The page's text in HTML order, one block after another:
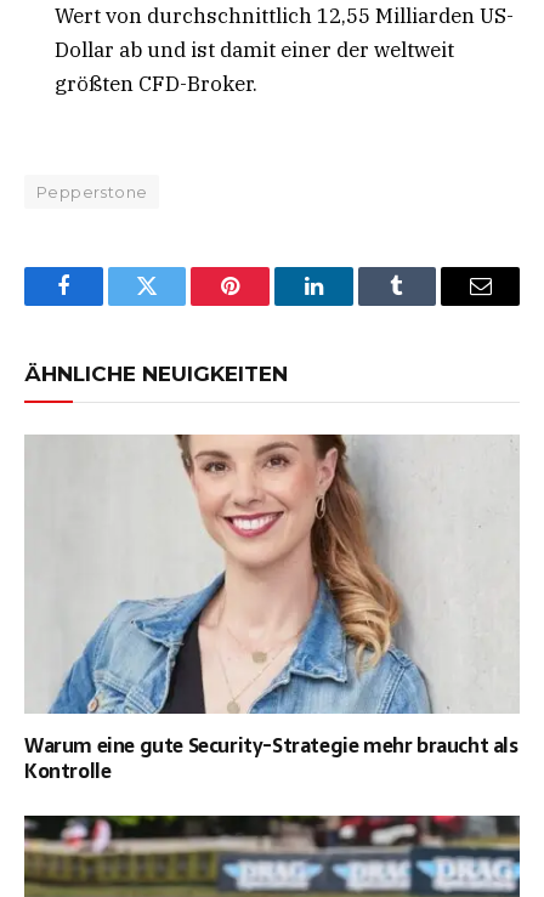
Wert von durchschnittlich 12,55 Milliarden US-
Dollar ab und ist damit einer der weltweit
größten CFD-Broker.
Pepperstone
FacebookTwitter Pinterest LinkedInTumblr Email
ÄHNLICHE NEUIGKEITEN
Warum eine gute Security-Strategie mehr braucht als
Kontrolle